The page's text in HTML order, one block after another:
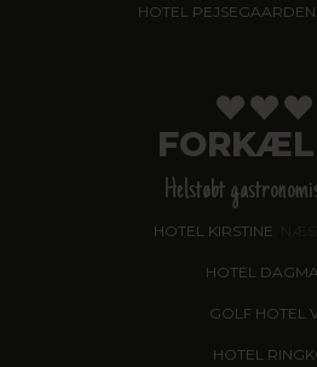
HOTEL PEJSEGAARDEN
Helstøbt
HOTEL KIRSTINE
HOTEL
GOLF HOTEL
HOTEL